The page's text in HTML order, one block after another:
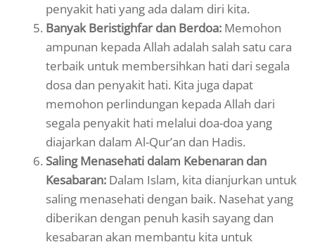
penyakit hati yang ada dalam diri kita.
Banyak Beristighfar dan Berdoa: Memohon
ampunan kepada Allah adalah salah satu cara
terbaik untuk membersihkan hati dari segala
dosa dan penyakit hati. Kita juga dapat
memohon perlindungan kepada Allah dari
segala penyakit hati melalui doa-doa yang
diajarkan dalam Al-Qur’an dan Hadis.
Saling Menasehati dalam Kebenaran dan
Kesabaran: Dalam Islam, kita dianjurkan untuk
saling menasehati dengan baik. Nasehat yang
diberikan dengan penuh kasih sayang dan
kesabaran akan membantu kita untuk